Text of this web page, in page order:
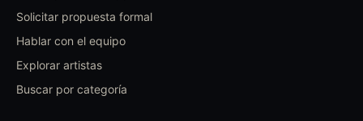
Solicitar propuesta formal
Hablar con el equipo
Explorar artistas
Buscar por categoría